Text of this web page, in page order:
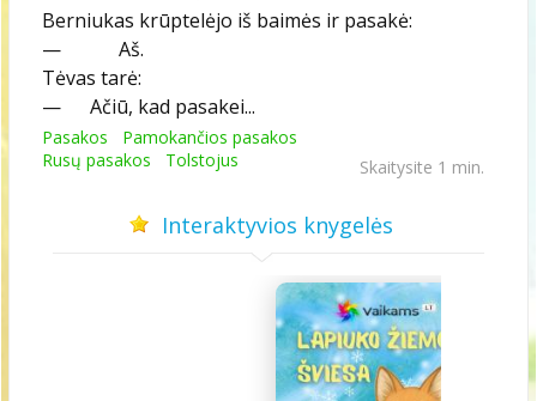
Berniukas krūptelėjo iš baimės ir pasakė:
— Aš.
Tėvas tarė:
— Ačiū, kad pasakei...
Pasakos
Pamokančios pasakos
Rusų pasakos
Tolstojus Skaitysite 1 min.
Interaktyvios knygelės